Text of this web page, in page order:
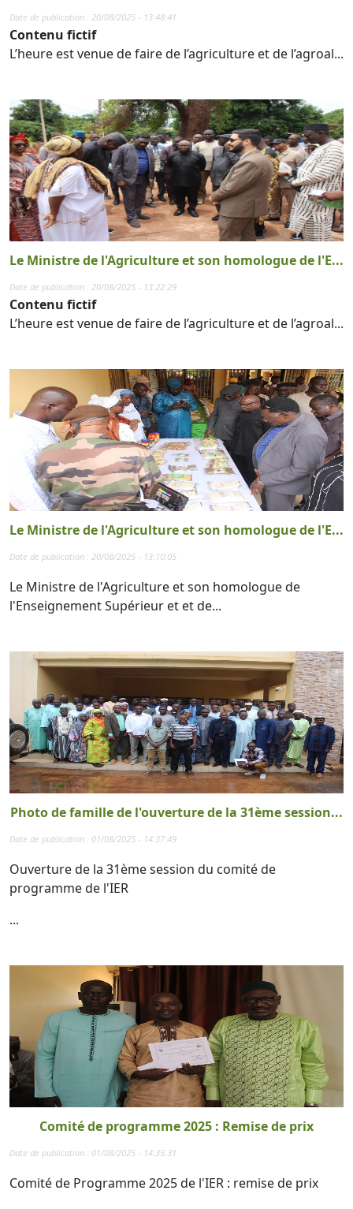
Date de publication : 20/08/2025 - 13:48:41
Contenu fictif
L’heure est venue de faire de l’agriculture et de l’agroal...
Le Ministre de l'Agriculture et son homologue de l'E...
Date de publication : 20/08/2025 - 13:22:29
Contenu fictif
L’heure est venue de faire de l’agriculture et de l’agroal...
Le Ministre de l'Agriculture et son homologue de l'E...
Date de publication : 20/08/2025 - 13:10:05
Le Ministre de l'Agriculture et son homologue de
l'Enseignement Supérieur et et de...
Photo de famille de l'ouverture de la 31ème session...
Date de publication : 01/08/2025 - 14:37:49
Ouverture de la 31ème session du comité de
programme de l'IER
...
Comité de programme 2025 : Remise de prix
Date de publication : 01/08/2025 - 14:35:31
Comité de Programme 2025 de l'IER : remise de prix